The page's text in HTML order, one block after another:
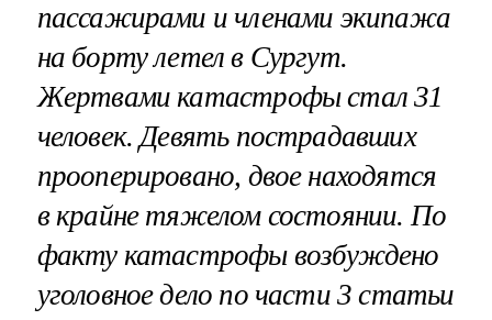
пассажирами и членами экипажа
на борту летел в Сургут.
Жертвами катастрофы стал 31
человек. Девять пострадавших
прооперировано, двое находятся
в крайне тяжелом состоянии. По
факту катастрофы возбуждено
уголовное дело по части 3 статьи